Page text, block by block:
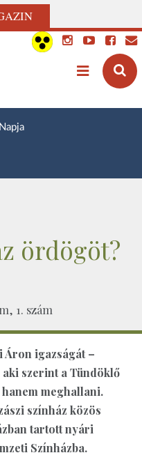
Napja
ördögöt?
1. szám
Áron igazságát –
szerint a Tündöklő
meghallani.
színház közös
tartott nyári
Színházba.